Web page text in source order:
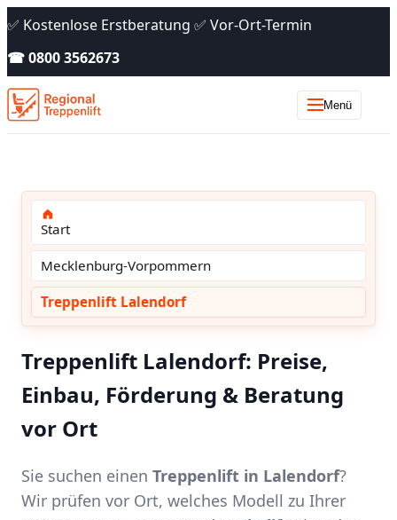
✅ Kostenlose Erstberatung ✅ Vor-Ort-Termin
☎ 0800 3562673
Menü
Start
Mecklenburg-Vorpommern
Treppenlift Lalendorf
Treppenlift Lalendorf: Preise,
Einbau, Förderung & Beratung
vor Ort
Sie suchen einen Treppenlift in Lalendorf?
Wir prüfen vor Ort, welches Modell zu Ihrer